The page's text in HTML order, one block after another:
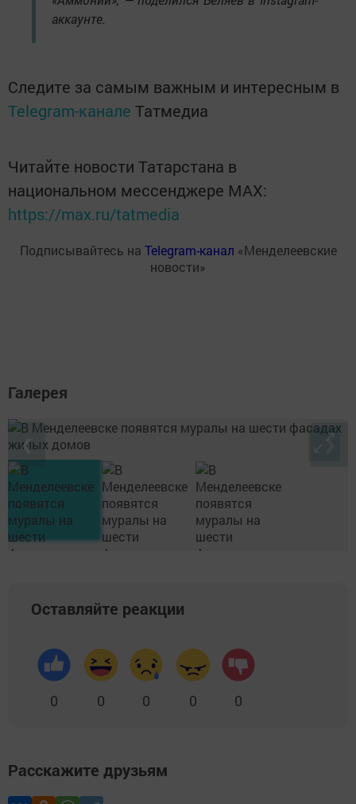
аккаунте.
Следите за самым важным и интересным в
Telegram-канале Татмедиа
Читайте новости Татарстана в
национальном мессенджере MАХ:
https://max.ru/tatmedia
Подписывайтесь на Telegram-канал «Менделеевские
новости»
Галерея
❮ ❯
Оставляйте реакции
0 0 0 0 0
Расскажите друзьям